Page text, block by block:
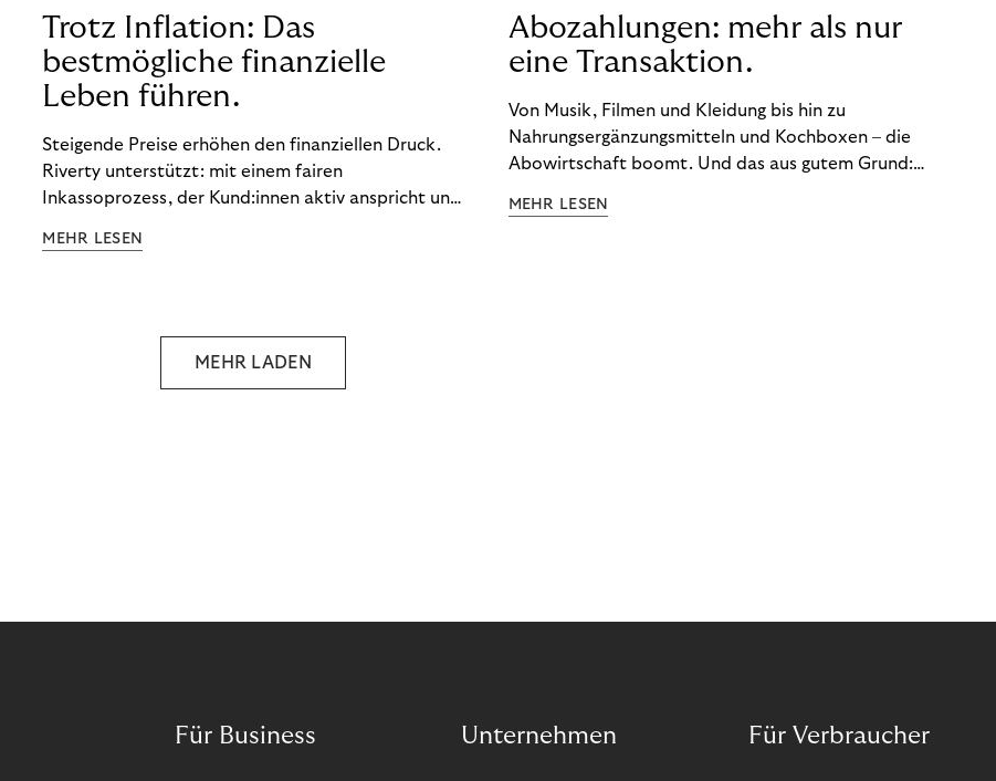
Trotz Inflation: Das
bestmögliche finanzielle
Leben führen.
Steigende Preise erhöhen den finanziellen Druck.
Riverty unterstützt: mit einem fairen
Inkassoprozess, der Kund:innen aktiv anspricht und
Finanzbildung ermöglicht. So bleiben Menschen
MEHR LESEN
Abozahlungen: mehr als nur
eine Transaktion.
Von Musik, Filmen und Kleidung bis hin zu
Nahrungsergänzungsmitteln und Kochboxen – die
Abowirtschaft boomt. Und das aus gutem Grund:
wünschen. Sie ermöglichen es uns, Produkte und
MEHR LESEN
MEHR LADEN
Für Business Unternehmen Für Verbraucher